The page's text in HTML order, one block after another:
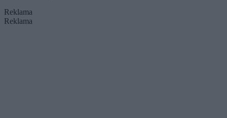
Reklama
Reklama